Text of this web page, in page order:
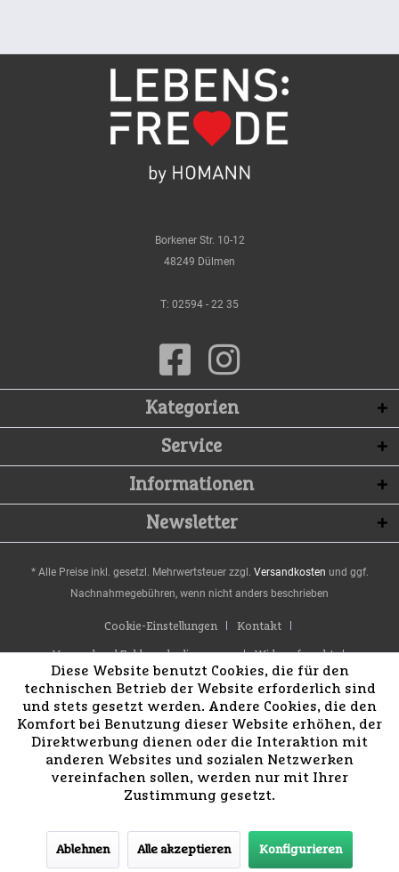
Borkener Str. 10-12
48249 Dülmen
T: 02594 - 22 35
Kategorien
Service
Informationen
Newsletter
* Alle Preise inkl. gesetzl. Mehrwertsteuer zzgl. Versandkosten und ggf.
Nachnahmegebühren, wenn nicht anders beschrieben
Cookie-Einstellungen Kontakt
Versand und Zahlungsbedingungen Widerrufsrecht
Datenschutz AGB Impressum
Diese Website benutzt Cookies, die für den
technischen Betrieb der Website erforderlich sind
und stets gesetzt werden. Andere Cookies, die den
Komfort bei Benutzung dieser Website erhöhen, der
Direktwerbung dienen oder die Interaktion mit
anderen Websites und sozialen Netzwerken
vereinfachen sollen, werden nur mit Ihrer
Zustimmung gesetzt.
Ablehnen Alle akzeptieren Konfigurieren